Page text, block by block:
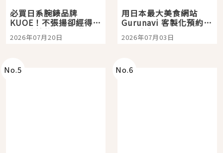
必買日系腕錶品牌
KUOE！不張揚卻經得起
時間洗鍊的經典之作五
選
2026年07月20日
用日本最大美食網站
Gurunavi 客製化預約九
大都市餐廳，打造專屬
美食體驗！
2026年07月03日
No.5 No.6